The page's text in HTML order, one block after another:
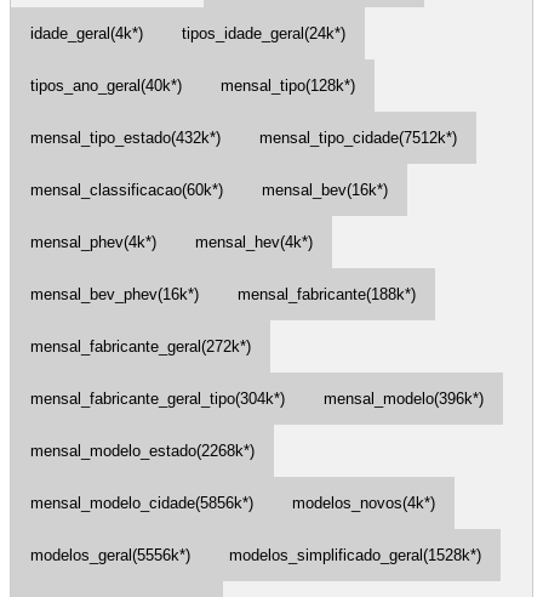
idade_geral(4k*) tipos_idade_geral(24k*)
tipos_ano_geral(40k*) mensal_tipo(128k*)
mensal_tipo_estado(432k*) mensal_tipo_cidade(7512k*)
mensal_classificacao(60k*) mensal_bev(16k*)
mensal_phev(4k*) mensal_hev(4k*)
mensal_bev_phev(16k*) mensal_fabricante(188k*)
mensal_fabricante_geral(272k*)
mensal_fabricante_geral_tipo(304k*) mensal_modelo(396k*)
mensal_modelo_estado(2268k*)
mensal_modelo_cidade(5856k*) modelos_novos(4k*)
modelos_geral(5556k*) modelos_simplificado_geral(1528k*)